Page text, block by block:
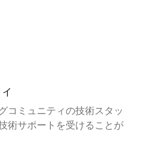
コミュニティの技術スタッ
術サポートを受けることが